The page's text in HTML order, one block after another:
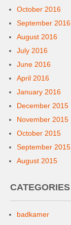
October 2016
September 2016
August 2016
July 2016
June 2016
April 2016
January 2016
December 2015
November 2015
October 2015
September 2015
August 2015
CATEGORIES
badkamer